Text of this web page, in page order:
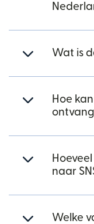
Wat is
Hoe
naar
Welke